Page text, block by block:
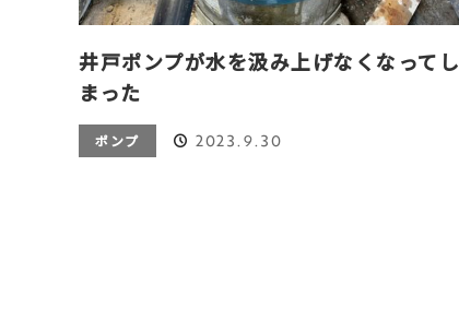
井戸ポンプが水を汲み上げなくなってし
まった
ポンプ 2023.9.30